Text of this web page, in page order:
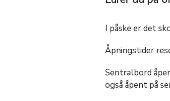
I påske er det
Åpningstider
Sentralbord
også åpent på